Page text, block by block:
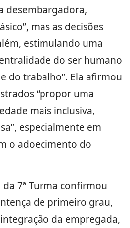
desembargadora,
mas as decisões
estimulando uma
do ser humano
do trabalho”. Ela afirmou
“propor uma
mais inclusiva,
especialmente em
o adoecimento do
7ª Turma confirmou
de primeiro grau,
da empregada,